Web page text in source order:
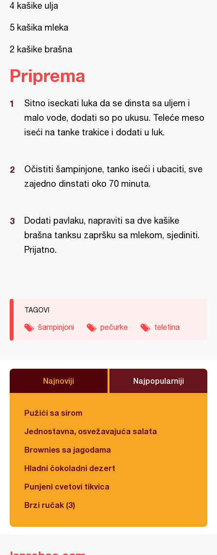
4 kašike ulja
5 kašika mleka
2 kašike brašna
Priprema
Sitno iseckati luka da se dinsta sa uljem i
malo vode, dodati so po ukusu. Teleće meso
iseći na tanke trakice i dodati u luk.
Očistiti šampinjone, tanko iseći i ubaciti, sve
zajedno dinstati oko 70 minuta.
Dodati pavlaku, napraviti sa dve kašike
brašna tanksu zapršku sa mlekom, sjediniti.
Prijatno.
TAGOVI
šampinjoni pečurke teletina
Najnoviji Najpopularniji
Pužići sa sirom
Jednostavna, osvežavajuća salata
Brownies sa jagodama
Hladni čokoladni dezert
Punjeni cvetovi tikvica
Brzi ručak (3)